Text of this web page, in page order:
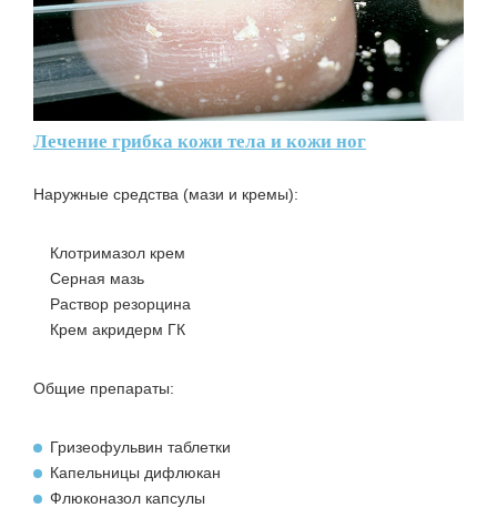
Лечение грибка кожи тела и кожи ног
Наружные средства (мази и кремы):
Клотримазол крем
Серная мазь
Раствор резорцина
Крем акридерм ГК
Общие препараты:
Гризеофульвин таблетки
Капельницы дифлюкан
Флюконазол капсулы